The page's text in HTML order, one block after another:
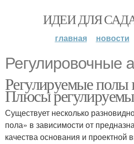
ИДЕИ ДЛЯ
главная новости
Регулировочные
Регулируемые полы
Плюсы
Существует несколько
пола» в зависимости от
качества основания и проектной